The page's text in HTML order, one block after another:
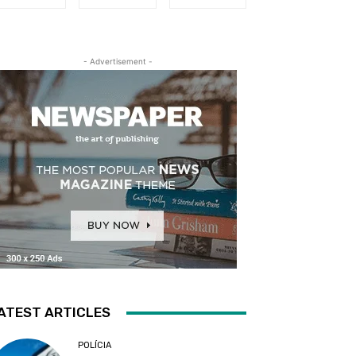
- Advertisement -
ARTICLES
POLÍCIA